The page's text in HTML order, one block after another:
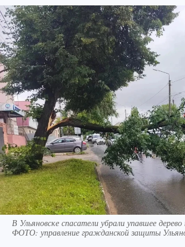
В Ульяновске спасатели убрали упавшее
ФОТО: управление гражданской защиты